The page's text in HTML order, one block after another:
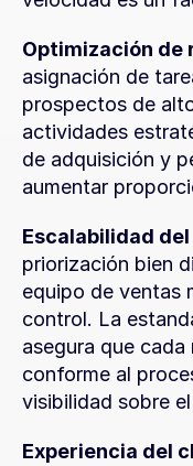
Optimización de
asignación de
prospectos de
actividades
de adquisición y
aumentar
Escalabilidad
priorización bien
equipo de ventas
control. La
asegura que
conforme al
visibilidad sobre
Experiencia del